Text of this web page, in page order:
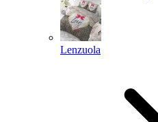
Lenzuola